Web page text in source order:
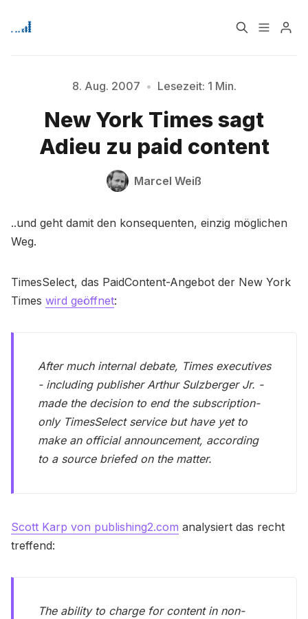
Signup Bitte geben Sie mindestens 3 Zeichen ein
8. Aug. 2007 • Lesezeit: 1 Min.
New York Times sagt
Adieu zu paid content
Marcel Weiß
..und geht damit den konsequenten, einzig möglichen
Weg.
TimesSelect, das PaidContent-Angebot der New York
Times wird geöffnet:
After much internal debate, Times executives
- including publisher Arthur Sulzberger Jr. -
made the decision to end the subscription-
only TimesSelect service but have yet to
make an official announcement, according
to a source briefed on the matter.
Scott Karp von publishing2.com analysiert das recht
treffend:
The ability to charge for content in non-